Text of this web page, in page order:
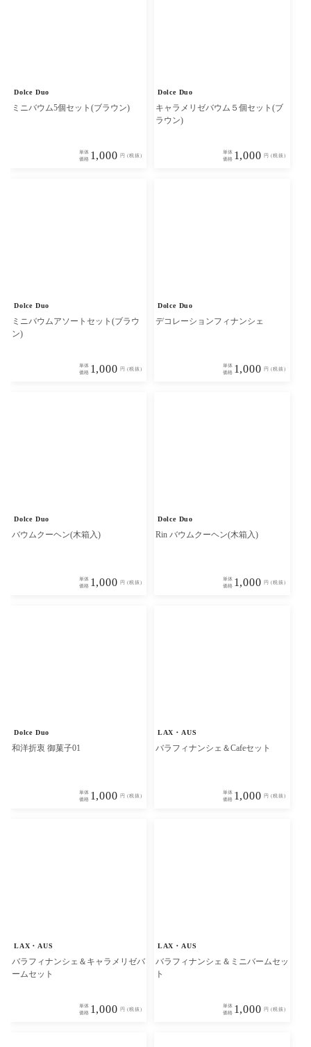
Dolce Duo
ミニバウム5個セット(ブラウン)
単体
価格 1,000 円 (税抜)
Dolce Duo
キャラメリゼバウム５個セット(ブ
ラウン)
単体
価格 1,000 円 (税抜)
Dolce Duo
ミニバウムアソートセット(ブラウ
ン)
単体
価格 1,000 円 (税抜)
Dolce Duo
デコレーションフィナンシェ
単体
価格 1,000 円 (税抜)
Dolce Duo
バウムクーヘン(木箱入)
単体
価格 1,000 円 (税抜)
Dolce Duo
Rin バウムクーヘン(木箱入)
単体
価格 1,000 円 (税抜)
Dolce Duo
和洋折衷 御菓子01
単体
価格 1,000 円 (税抜)
LAX・AUS
バラフィナンシェ＆Cafeセット
単体
価格 1,000 円 (税抜)
LAX・AUS
バラフィナンシェ＆キャラメリゼバ
ームセット
単体
価格 1,000 円 (税抜)
LAX・AUS
バラフィナンシェ＆ミニバームセッ
ト
単体
価格 1,000 円 (税抜)